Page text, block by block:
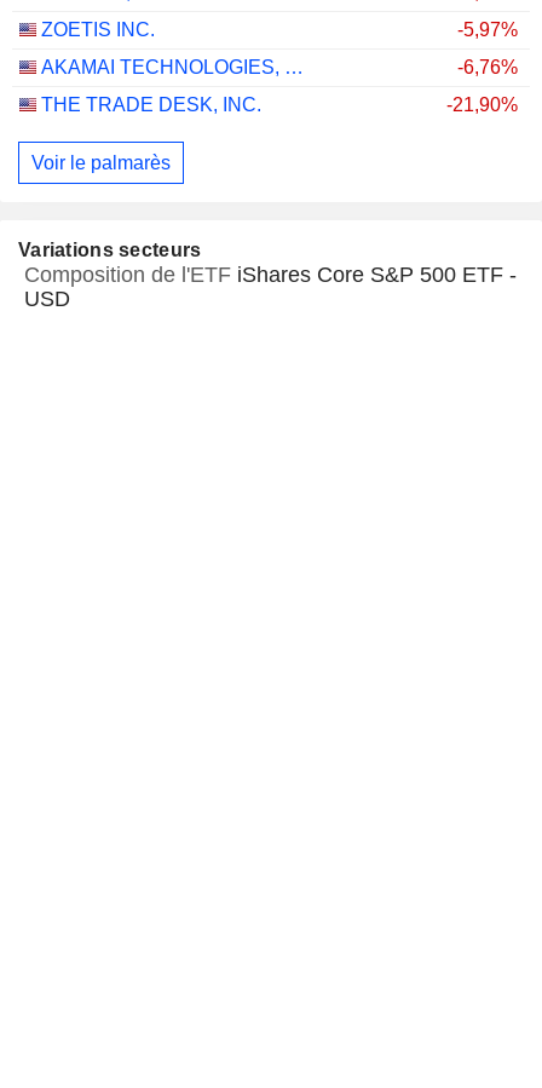
ZOETIS INC.
-5,97%
AKAMAI TECHNOLOGIES, INC.
-6,76%
THE TRADE DESK, INC.
-21,90%
Voir le palmarès
Variations secteurs
Composition de l'ETF iShares Core S&P 500 ETF -
USD